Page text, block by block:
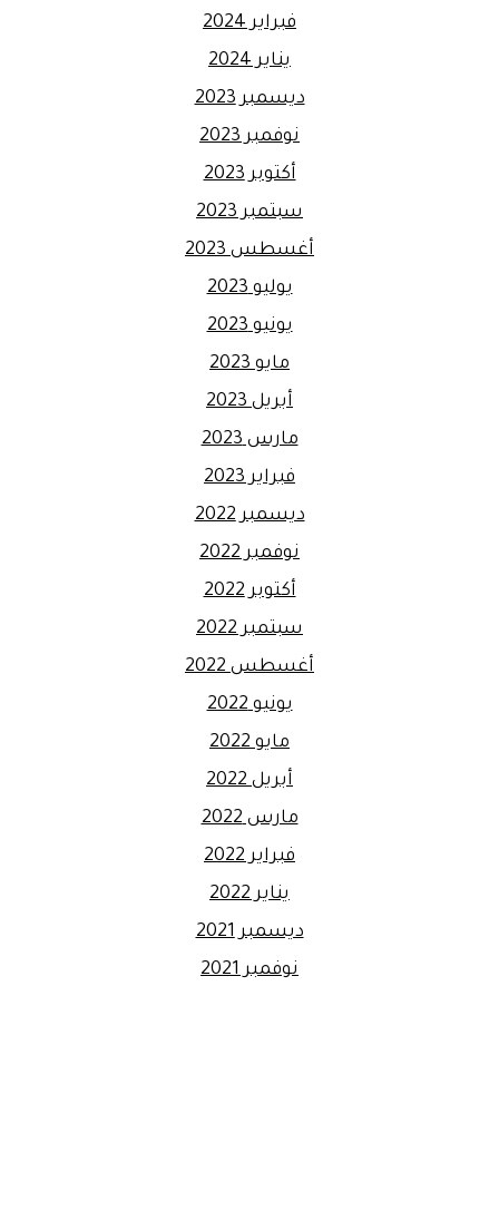
فبراير 2024
يناير 2024
ديسمبر 2023
نوفمبر 2023
أكتوبر 2023
سبتمبر 2023
أغسطس 2023
يوليو 2023
يونيو 2023
مايو 2023
أبريل 2023
مارس 2023
فبراير 2023
ديسمبر 2022
نوفمبر 2022
أكتوبر 2022
سبتمبر 2022
أغسطس 2022
يونيو 2022
مايو 2022
أبريل 2022
مارس 2022
فبراير 2022
يناير 2022
ديسمبر 2021
نوفمبر 2021